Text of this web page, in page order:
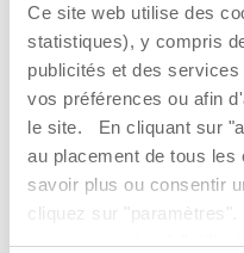
Ce site web utilise des
statistiques), y compris
publicités et des
vos préférences ou afin
le site. En cliquant sur
au placement de tous
savoir plus ou consentir
cliquez sur
vous consentez à
Plus